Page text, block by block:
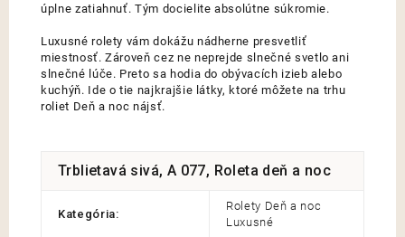
úplne zatiahnuť. Tým docielite absolútne súkromie.
Luxusné rolety vám dokážu nádherne presvetliť
miestnosť. Zároveň cez ne neprejde slnečné svetlo ani
slnečné lúče. Preto sa hodia do obývacích izieb alebo
kuchýň. Ide o tie najkrajšie látky, ktoré môžete na trhu
roliet Deň a noc nájsť.
Trblietavá sivá, A 077, Roleta deň a noc
Kategória:
Rolety Deň a noc
Luxusné